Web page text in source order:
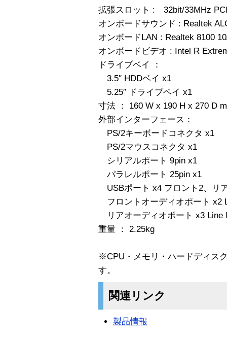
拡張スロット : 32bit/33MHz
オンボードサウンド : Realtek
オンボードLAN : Realtek 8100
オンボードビデオ : Intel R
ドライブベイ ：
3.5″ HDDベイ x1
5.25″ ドライブベイ x1
寸法 ： 160 W x 190 H x 270 D
外部インターフェース：
PS/2キーボードコネクタ x1
PS/2マウスコネクタ x1
シリアルポート 9pin x1
パラレルポート 25pin x1
USBポート x4 フロント2、リ
フロントオーディオポート x2
リアオーディオポート x3 Line
重量 ： 2.25kg
※CPU・メモリ・ハードディス
す。
関連リンク
製品情報